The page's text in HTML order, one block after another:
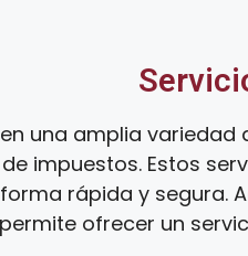
una amplia variedad
impuestos. Estos
rápida y segura.
ofrecer un